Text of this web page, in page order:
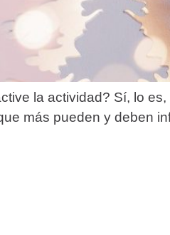
la actividad? Sí, lo
más pueden y deben